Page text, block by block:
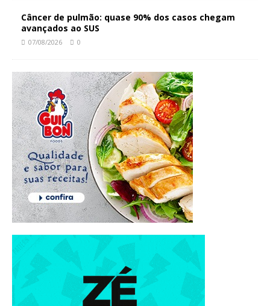
Câncer de pulmão: quase 90% dos casos chegam
avançados ao SUS
07/08/2026 0